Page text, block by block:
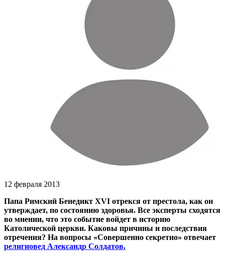
12 февраля 2013
Папа Римский Бенедикт XVI отрекся от престола, как он
утверждает, по состоянию здоровья. Все эксперты сходятся
во мнении, что это событие войдет в историю
Католической церкви. Каковы причины и последствия
отречения? На вопросы «Совершенно секретно» отвечает
религиовед Александр Солдатов.